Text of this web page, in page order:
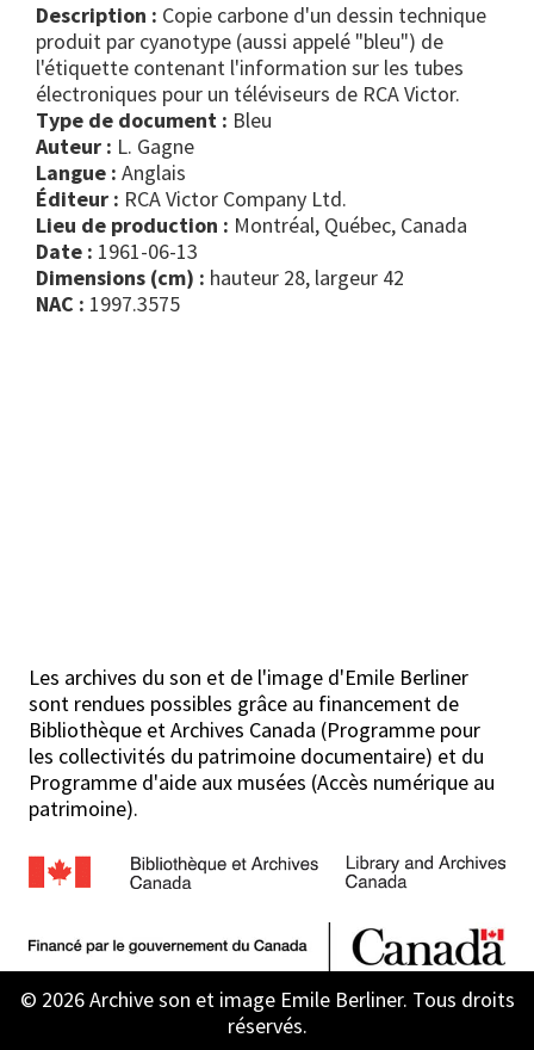
Description : Copie carbone d'un dessin technique
produit par cyanotype (aussi appelé "bleu") de
l'étiquette contenant l'information sur les tubes
électroniques pour un téléviseurs de RCA Victor.
Type de document :
bleu
Auteur : L. Gagne
Langue : Anglais
Éditeur : RCA Victor Company Ltd.
Lieu de production : Montréal, Québec, Canada
Date : 1961-06-13
Dimensions (cm) : hauteur 28, largeur 42
NAC : 1997.3575
Les archives du son et de l'image d'Emile Berliner
sont rendues possibles grâce au financement de
Bibliothèque et Archives Canada (Programme pour
les collectivités du patrimoine documentaire) et du
Programme d'aide aux musées (Accès numérique au
patrimoine).
© 2026 Archive son et image Emile Berliner. Tous droits
réservés.